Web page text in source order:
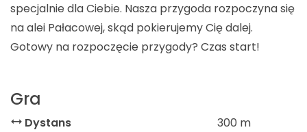
specjalnie dla Ciebie. Nasza przygoda rozpoczyna się
na alei Pałacowej, skąd pokierujemy Cię dalej.
Gotowy na rozpoczęcie przygody? Czas start!
Gra
Dystans
300 m